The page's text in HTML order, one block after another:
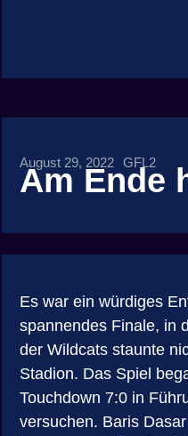
August 29, 2022 GFL2
Am Ende
Es war ein würdiges
spannendes Finale, in
der Wildcats staunte
Stadion. Das Spiel
Touchdown 7:0 in
versuchen. Baris